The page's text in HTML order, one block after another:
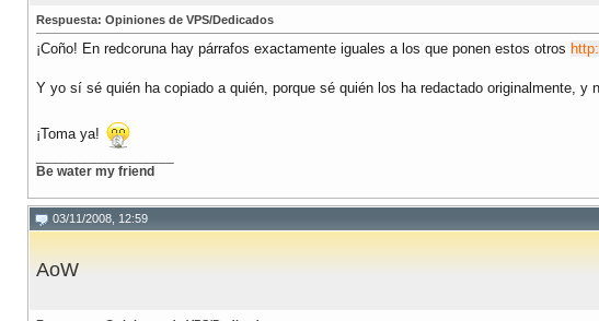
Respuesta: Opiniones de VPS/Dedicados
¡Coño! En redcoruna hay párrafos exactamente iguales a los que ponen estos otros
Y yo sí sé quién ha copiado a quién, porque sé quién los ha redactado originalmente, y
¡Toma ya!
Be water my friend
03/11/2008, 12:59
AoW